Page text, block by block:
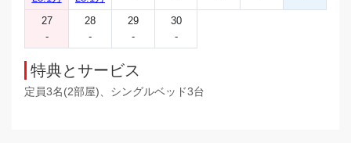
27
-
28
-
29
-
30
-
特典とサービス
定員3名(2部屋)、シングルベッド3台